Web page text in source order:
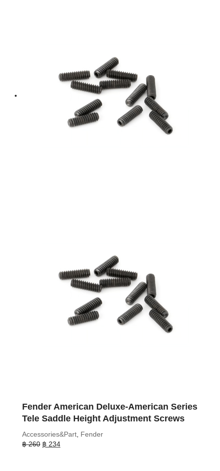
Fender American Deluxe-American Series
Tele Saddle Height Adjustment Screws
Accessories&Part Fender
฿260 Original
฿ 234Current